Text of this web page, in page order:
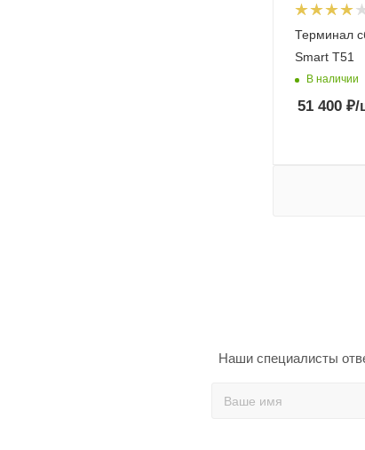
Терминал
Smart T51
В наличии
51 400 ₽/
Наши специалисты